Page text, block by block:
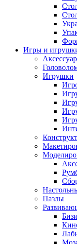
Игры и
Игрушки
Пазлы